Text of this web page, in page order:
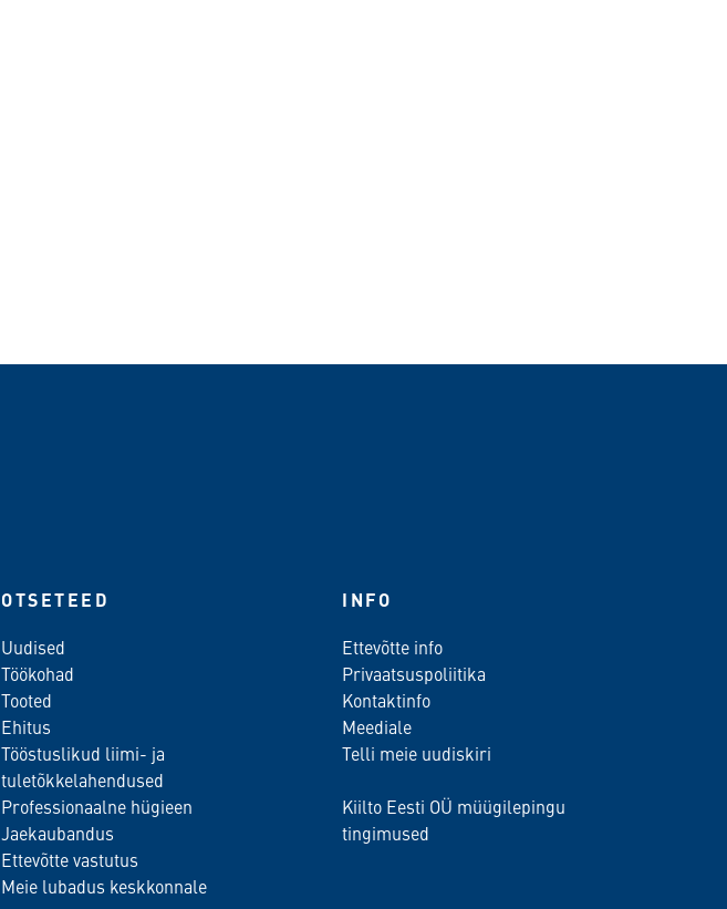
OTSETEED
Uudised
Töökohad
Tooted
Ehitus
Tööstuslikud liimi- ja
tuletõkkelahendused
Professionaalne hügieen
Jaekaubandus
Ettevõtte vastutus
Meie lubadus keskkonnale
INFO
Ettevõtte info
Privaatsuspoliitika
Kontaktinfo
Meediale
Telli meie uudiskiri
Kiilto Eesti OÜ müügilepingu
tingimused